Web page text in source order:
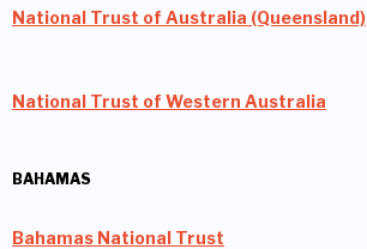
National Trust of Australia (Queensland)
National Trust of Western Australia
BAHAMAS
Bahamas National Trust